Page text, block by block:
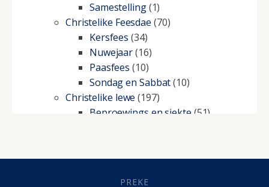
Samestelling(1)
Christelike Feesdae (70)
Kersfees (34)
Nuwejaar(16)
Paasfees (10)
Sondag en Sabbat(10)
Christelike lewe (197)
Beproewings en siekte (51)
Geestelike Groei(10)
PREKE